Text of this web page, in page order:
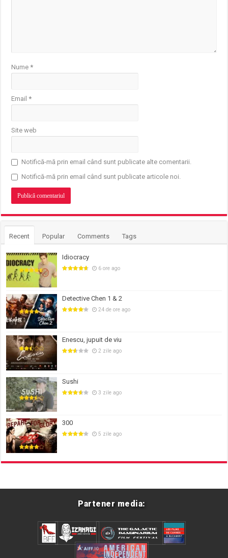
Nume*
Email*
Site web
Notifică-mă prin email când sunt publicate alte comentarii.
Notifică-mă prin email când sunt publicate articole noi.
Recent Popular Comments Tags
Idiocracy
6 ore ago
Detective Chen 1 & 2
24 de ore ago
Enescu, jupuit de viu
2 zile ago
Sushi
3 zile ago
300
5 zile ago
Partener media: